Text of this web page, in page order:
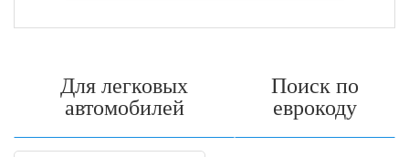
Для легковых
автомобилей
Поиск по
еврокоду